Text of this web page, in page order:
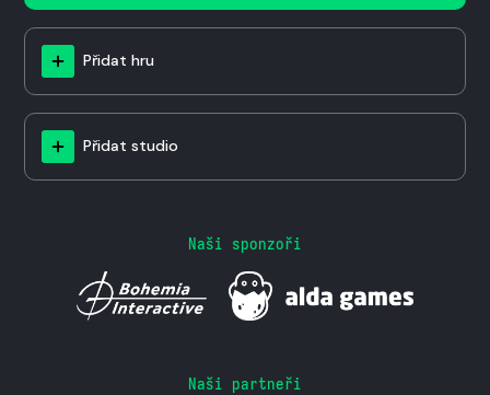
Přidat hru
Přidat studio
Naši sponzoři
Naši partneři